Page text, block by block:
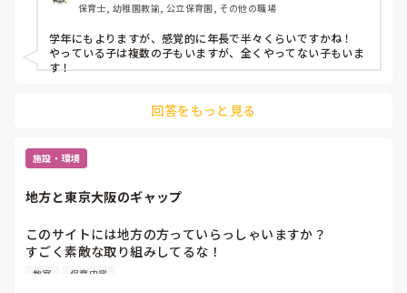
保育士, 幼稚園教諭, 公立保育園, その他の職場
学年にもよりますが、感覚的に年長で半々くらいですかね！
やっている子は複数の子もいますが、全くやってない子もいま
す！
回答をもっと見る
施設・環境
地方と東京大阪のギャップ
このサイトには地方の方っていらっしゃいますか？
すごく素敵な取り組みしてるな！
行きたい！けど東京かぁ‥
教室 保育内容